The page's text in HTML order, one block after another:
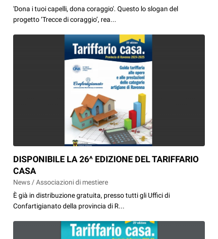
'Dona i tuoi capelli, dona coraggio'. Questo lo slogan del
progetto ‘Trecce di coraggio’, rea...
DISPONIBILE LA 26^ EDIZIONE DEL TARIFFARIO
CASA
News / Associazioni di mestiere
È già in distribuzione gratuita, presso tutti gli Uffici di
Confartigianato della provincia di R...